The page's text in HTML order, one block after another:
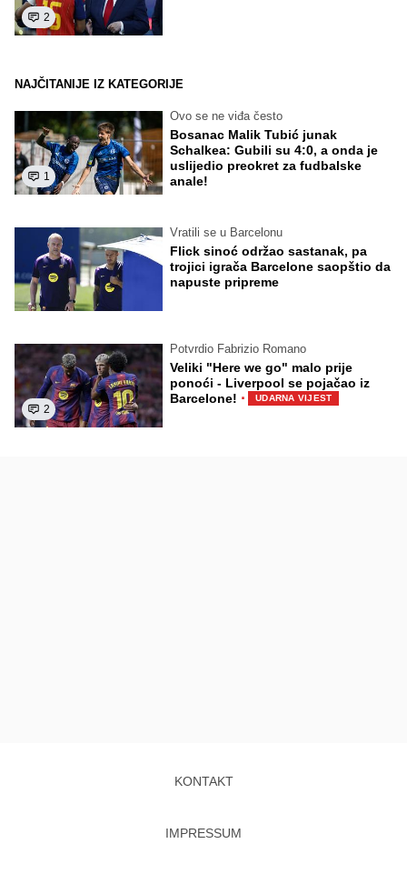
2
NAJČITANIJE IZ KATEGORIJE
1
Ovo se ne viđa često
Bosanac Malik Tubić junak
Schalkea: Gubili su 4:0, a onda je
uslijedio preokret za fudbalske
anale!
Vratili se u Barcelonu
Flick sinoć održao sastanak, pa
trojici igrača Barcelone saopštio da
napuste pripreme
2
Potvrdio Fabrizio Romano
Veliki "Here we go" malo prije
ponoći - Liverpool se pojačao iz
Barcelone! · UDARNA VIJEST
KONTAKT
IMPRESSUM